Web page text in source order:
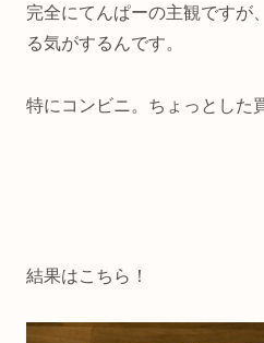
完全にてんぱーの主観ですが
る気がするんです。
特にコンビニ。ちょっとした
結果はこちら！